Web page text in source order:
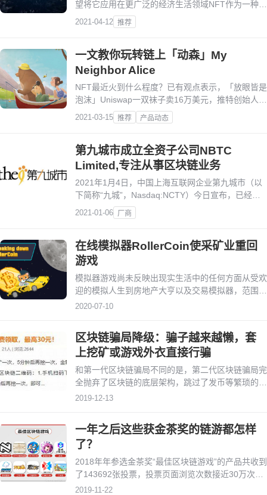
望将它应用在更广泛的经济生活领域NFT作为一种非
同质化代币，具有帮助验证资产真实性的功能。
2021-04-12 推荐
一文教你玩转链上「动森」My
Neighbor Alice
NFT最近火到什么程度？已有观点表示，「放眼皆是
泡沫」Uniswap一双袜子卖16万美元，推特创始人五
个单词拍出250万美元，加密艺术家Beeple在佳士得
的NFT拍卖作品获得975万美元出价……NFT的发
2021-03-15 推荐 产品动态
第九城市成立全资子公司NBTC
Limited,专注从事区块链业务
2021年1月4日，中国上海互联网企业第九城市（以
下简称“九城”，Nasdaq:NCTY）今日宣布，已经和
前任嘉楠耘智联席董事长孔剑平等四人（以下简称合
作方）签订具有法律责任的合作和投资条款约定书
股份及认股权证，获取合作方的现金投资，以及排他
性的...
2021-01-06 厂商
在线模拟器RollerCoin使采矿业重回
游戏
模拟器游戏尚未反映出现实生活中的任何方面从受欢
迎的模拟人生到房地产大亨以及交易模拟器，范围广
泛，它们旨在帮助用户训练他们的技能和新鲜思维，
2020-07-10
区块链骗局降级：骗子越来越懒，套
上挖矿或游戏外衣直接行骗
和第一代区块链骗局不同的是，第二代区块链骗局完
全抛弃了区块链的底层架构，跳过了发币等繁琐的流
程——它们已与区块链完全无关新一代的区块链骗
2019-12-13
一年之后这些获金茶奖的链游都怎样
了？
2018年年参选金茶奖“最佳区块链游戏”的产品共收到
了143692张投票，投票页面浏览次数接近30万次数
十款参与本次金茶奖评选的链游，包含了沙盒、
2019-11-22